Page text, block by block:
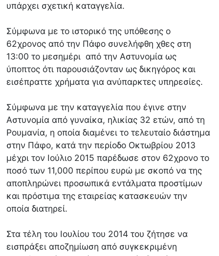
υπάρχει σχετική καταγγελία.
Σύμφωνα με το ιστορικό της υπόθεσης ο
62χρονος από την Πάφο συνελήφθη χθες στη
13:00 το μεσημέρι από την Αστυνομία ως
ύποπτος ότι παρουσιάζονταν ως δικηγόρος και
εισέπραττε χρήματα για ανύπαρκτες υπηρεσίες.
Σύμφωνα με την καταγγελία που έγινε στην
Αστυνομία από γυναίκα, ηλικίας 32 ετών, από τη
Ρουμανία, η οποία διαμένει το τελευταίο διάστημα
στην Πάφο, κατά την περίοδο Οκτωβρίου 2013
μέχρι τον Ιούλιο 2015 παρέδωσε στον 62χρονο το
ποσό των 11,000 περίπου ευρώ με σκοπό να της
αποπληρώνει προσωπικά εντάλματα προστίμων
και πρόστιμα της εταιρείας κατασκευών την
οποία διατηρεί.
Στα τέλη του Ιουλίου του 2014 του ζήτησε να
εισπράξει αποζημίωση από συγκεκριμένη